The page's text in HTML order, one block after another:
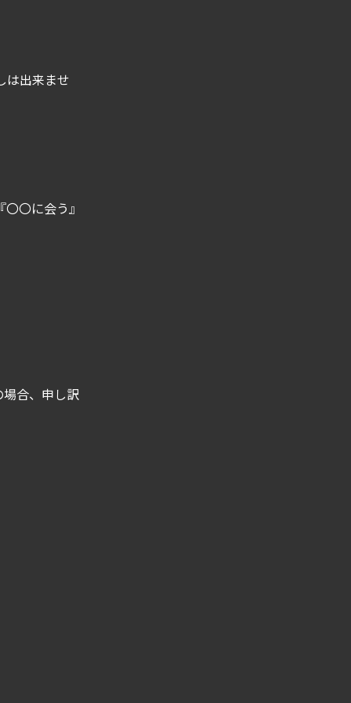
は出来ませ
〇に会う』
合、申し訳